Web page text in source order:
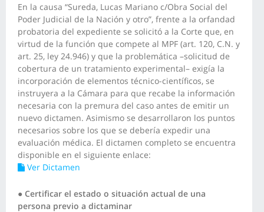
En la causa “Sureda, Lucas Mariano c/Obra Social del
Poder Judicial de la Nación y otro”, frente a la orfandad
probatoria del expediente se solicitó a la Corte que, en
virtud de la función que compete al MPF (art. 120, C.N. y
art. 25, ley 24.946) y que la problemática –solicitud de
cobertura de un tratamiento experimental– exigía la
incorporación de elementos técnico-científicos, se
instruyera a la Cámara para que recabe la información
necesaria con la premura del caso antes de emitir un
nuevo dictamen. Asimismo se desarrollaron los puntos
necesarios sobre los que se debería expedir una
evaluación médica. El dictamen completo se encuentra
disponible en el siguiente enlace:
Ver Dictamen
● Certificar el estado o situación actual de una
persona previo a dictaminar